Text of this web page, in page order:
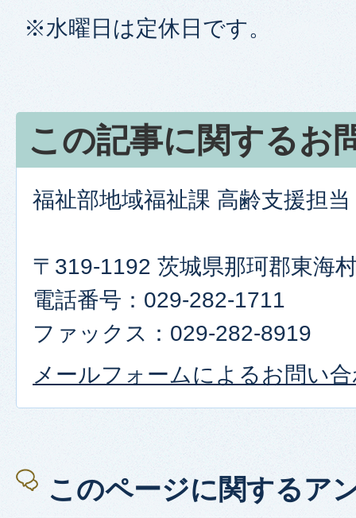
※水曜日は定休日です。
この記事に関するお
福祉部地域福祉課 高齢支援担当
〒319-1192 茨城県那珂郡東海
電話番号：029-282-1711
ファックス：029-282-8919
メールフォームによるお問い
このページに関するア